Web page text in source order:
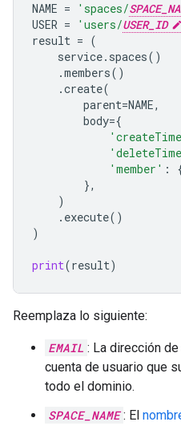
NAME = 'spaces/
USER = 'users/USER_ID
result = (
service. spaces()
.members()
.create(
parent=NAME,
body={
'member' :
},
)
. execute()
)
print(result)
Reemplaza lo siguiente:
EMAIL : La dirección
cuenta de usuario que
todo el dominio.
SPACE_NAME : El